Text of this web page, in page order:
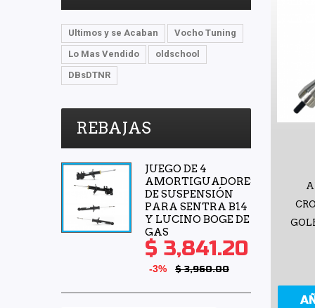
Ultimos y se Acaban
Vocho Tuning
Lo Mas Vendido
oldschool
DBsDTNR
REBAJAS
JUEGO DE 4
AMORTIGUADORES
DE SUSPENSIÓN
PARA SENTRA B14
Y LUCINO BOGE DE
GAS
$ 3,841.20
-3% $ 3,960.00